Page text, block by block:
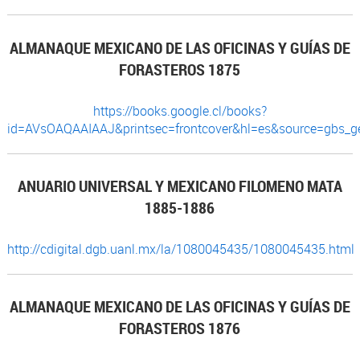
ALMANAQUE MEXICANO DE LAS OFICINAS Y GUÍAS DE
FORASTEROS 1875
https://books.google.cl/books?
ANUARIO UNIVERSAL Y MEXICANO FILOMENO MATA
1885-1886
http://cdigital.dgb.uanl.mx/la/1080045435/1080045435.html
ALMANAQUE MEXICANO DE LAS OFICINAS Y GUÍAS DE
FORASTEROS 1876